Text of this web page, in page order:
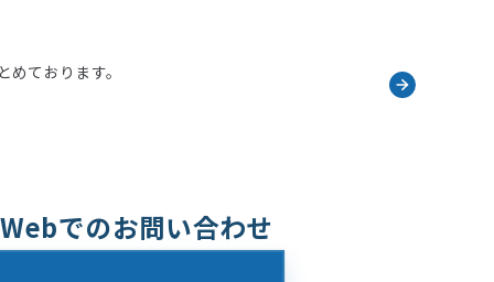
ております。
Webでのお問い合わせ